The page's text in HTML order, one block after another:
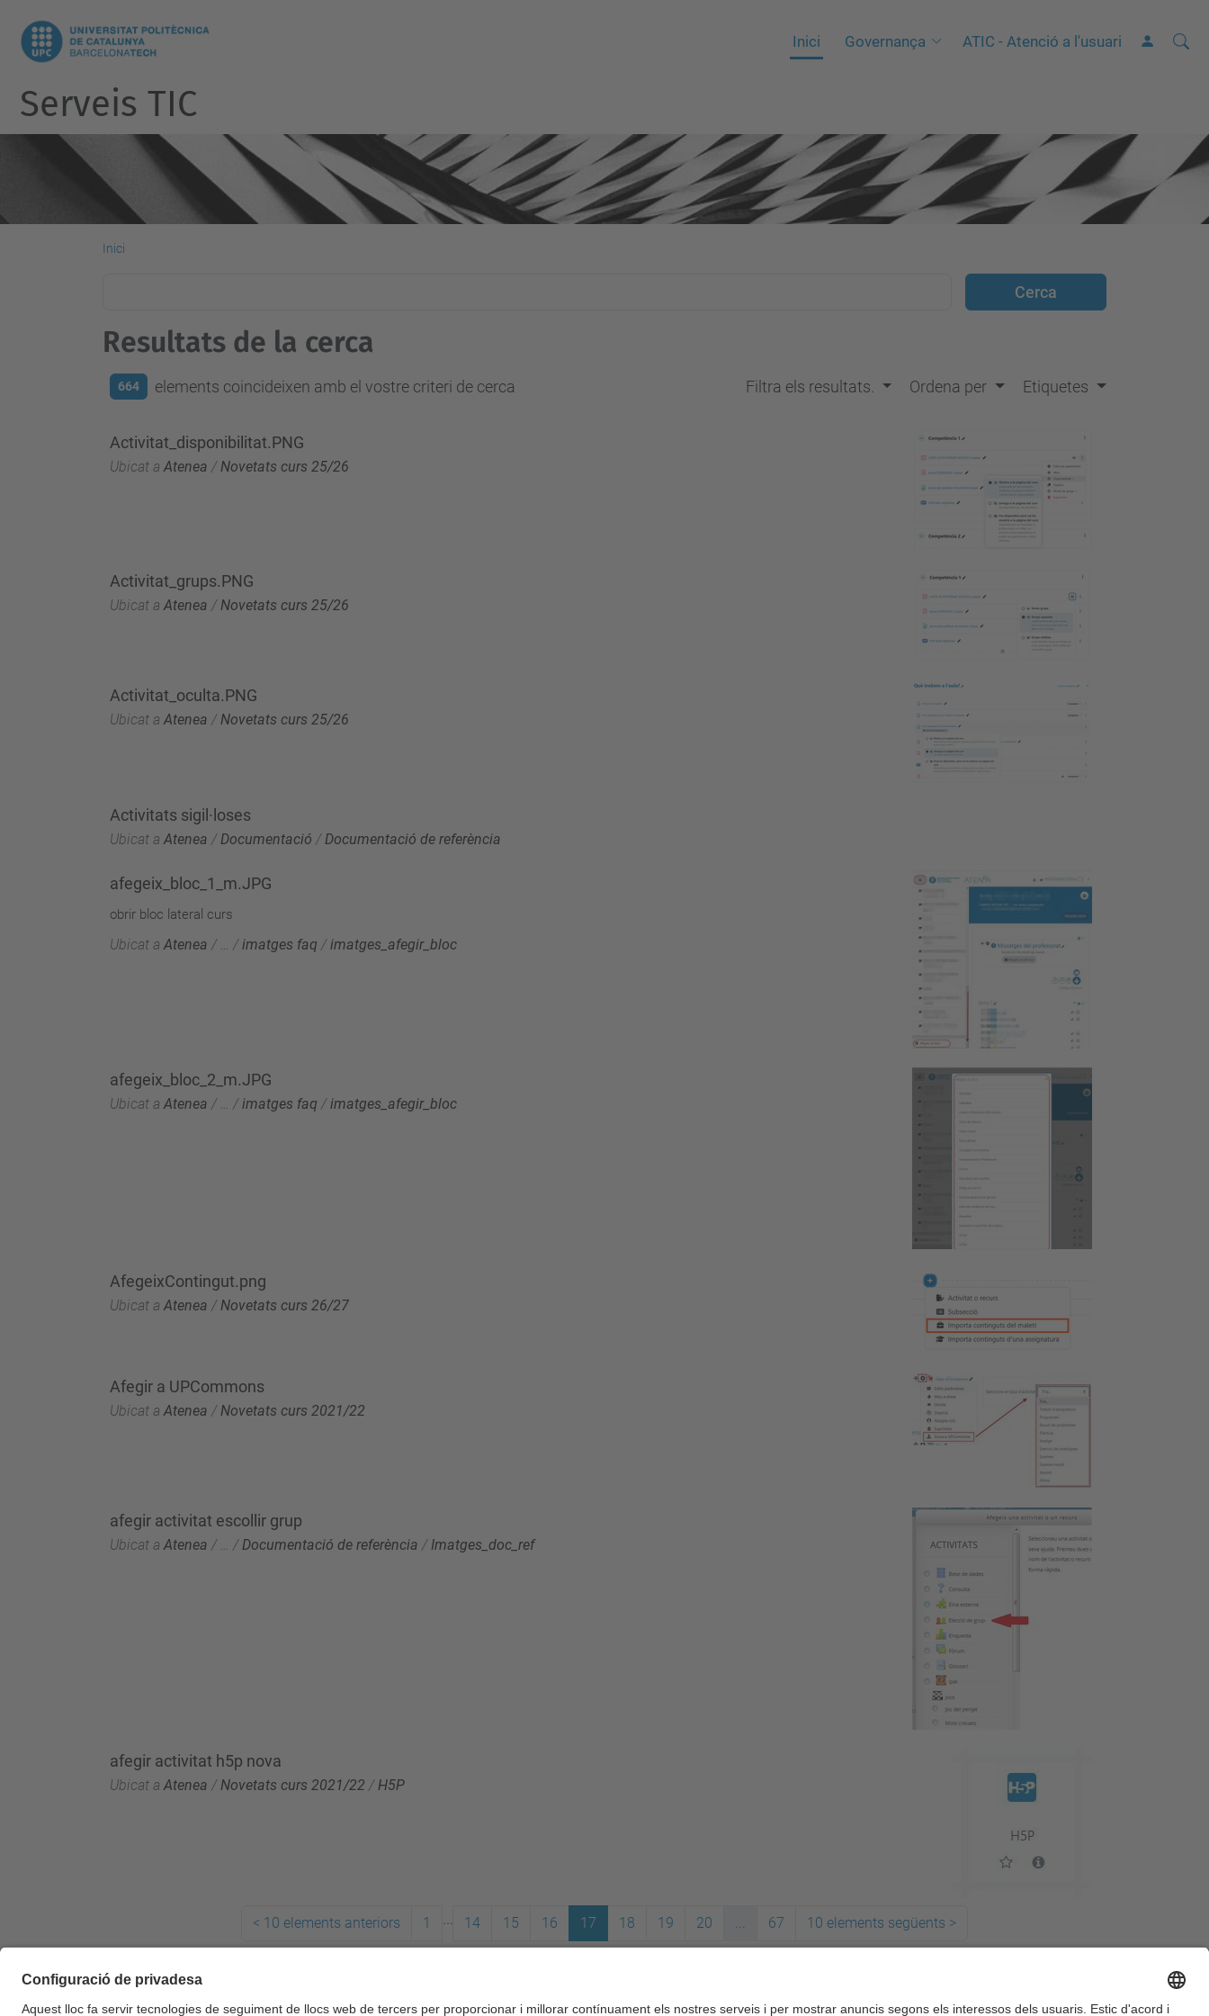
Inici Governança ATIC - Atenció a l'usuari Cerca
C
a
Serveis TIC
Inici
Resultats de la cerca
664 elements coincideixen amb el vostre criteri de cerca Filtra els resultats. Ordena per Etiquetes
Activitat_disponibilitat.PNG
Ubicat a Atenea / Novetats curs 25/26
Activitat_grups.PNG
Ubicat a Atenea /Novetats curs 25/26
Activitat_oculta.PNG
Ubicat a Atenea / Novetats curs 25/26
Activitats sigil·loses
Ubicat a Atenea /Documentació /Documentació de referència
afegeix_bloc_1_m.JPG
obrir bloc lateral curs
Ubicat a Atenea / /imatges faq /imatges_afegir_bloc
afegeix_bloc_2_m.JPG
Ubicat a Atenea / … /imatges faq /imatges_afegir_bloc
AfegeixContingut.png
Ubicat a Atenea / Novetats curs 26/27
Afegir a UPCommons
Ubicat a Atenea /Novetats curs 2021/22
afegir activitat escollir grup
Ubicat a Atenea / / Documentació de referència / Imatges_doc_ref
afegir activitat h5p nova
Ubicat a Atenea /Novetats curs 2021/22 /H5P
< 10 elements anteriors 1 14 15 16 17 18 19 20 ... 67 10 elements següents >